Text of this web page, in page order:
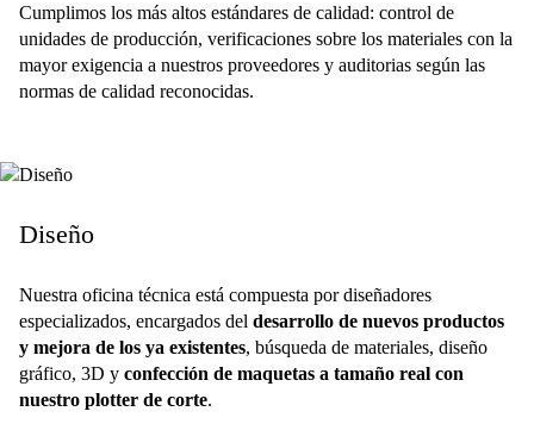
Cumplimos los más altos estándares de calidad: control de
unidades de producción, verificaciones sobre los materiales con la
mayor exigencia a nuestros proveedores y auditorias según las
normas de calidad reconocidas.
Diseño
Nuestra oficina técnica está compuesta por diseñadores
especializados, encargados del desarrollo de nuevos productos
y mejora de los ya existentes, búsqueda de materiales, diseño
gráfico, 3D y confección de maquetas a tamaño real con
nuestro plotter de corte.